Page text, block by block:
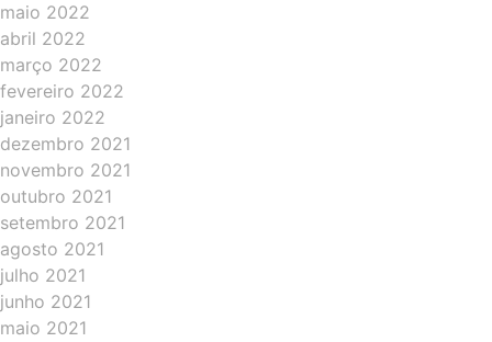
maio 2022
abril 2022
março 2022
fevereiro 2022
janeiro 2022
dezembro 2021
novembro 2021
outubro 2021
setembro 2021
agosto 2021
julho 2021
junho 2021
maio 2021